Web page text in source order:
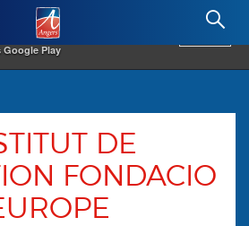
Play
Angers.fr : Retour à l'accueil
DE
FONDACIO